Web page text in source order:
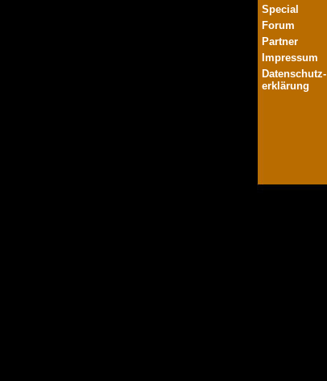
Special
Forum
Partner
Impressum
Datenschutz-
erklärung